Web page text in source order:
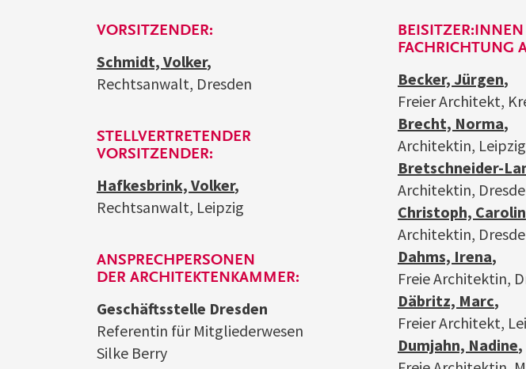
VORSITZENDER:
Schmidt, Volker,
Rechtsanwalt, Dresden
STELLVERTRETENDER
VORSITZENDER:
Hafkesbrink, Volker,
Rechtsanwalt, Leipzig
ANSPRECHPERSONEN
DER ARCHITEKTENKAMMER:
Geschäftsstelle Dresden
Referentin für Mitgliederwesen
Silke Berry
FACHRICHTUNG
Becker, Jürgen,
Freier Architekt,
Brecht, Norma,
Architektin, Leipzig
Bretschneider-
Architektin,
Christoph, Carolin
Architektin,
Dahms, Irena,
Freie Architektin,
Däbritz, Marc,
Freier Architekt,
Dumjahn, Nadine,